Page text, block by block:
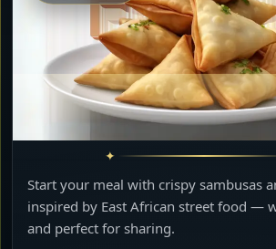
Start your meal with crispy sambusas
inspired by East African street food —
and perfect for sharing.